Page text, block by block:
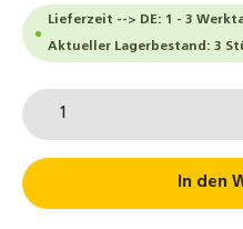
Lieferzeit --> DE: 1 - 3
Aktueller Lagerbestand: 3
Produkt Anzahl: Gib
In den